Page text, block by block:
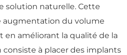
solution naturelle. Cette
du volume
améliorant la qualité de la
à placer des implants